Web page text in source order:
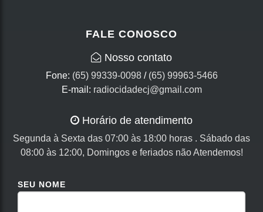
FALE CONOSCO
Nosso contato
Fone: (65) 99339-0098/ (65) 99963-5466
E-mail: radiocidadecj@gmail.com
Horário de atendimento
Segunda à Sexta das 07:00 às 18:00 horas . Sábado das
08:00 às 12:00, Domingos e feriados não Atendemos!
SEU NOME